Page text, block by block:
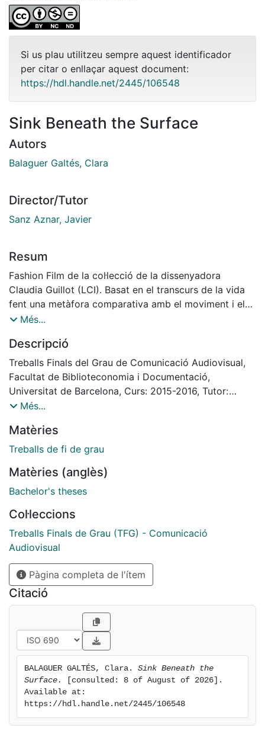
Si us plau utilitzeu sempre aquest identificador
per citar o enllaçar aquest document:
https://hdl.handle.net/2445/106548
Sink Beneath the Surface
Autors
Balaguer Galtés, Clara
Director/Tutor
Sanz Aznar, Javier
Resum
Fashion Film de la col·lecció de la dissenyadora
Claudia Guillot (LCI). Basat en el transcurs de la vida
fent una metàfora comparativa amb el moviment i els
estats del mar, element essencial de la col·lecció, tant
Clara Balaguer, m’he encarregat de la producció del
projecte, i l’Ariadna Puig, alumna i companya del grau
de Comunicació Audiovisual a la UB, va realitzar la
direcció.
Més...
Descripció
Treballs Finals del Grau de Comunicació Audiovisual,
Facultat de Biblioteconomia i Documentació,
Universitat de Barcelona, Curs: 2015-2016, Tutor:
Javier Sanz Aznar
Gómez; Productora: Clara Balaguer Galtés; Guinista:
Ariadna Puig Rubio; Directora de fotografia: Berta
artística: Ariadna Puig Rubio; Muntatge: Ariadna Puig i
Clara Balaguer; Postproducció: Clara Balaguer i
Neus Seguí, Blu Van Ierssel
Més...
Matèries
Treballs de fi de grau
Matèries (anglès)
Bachelor's theses
Col·leccions
Treballs Finals de Grau (TFG) - Comunicació
Audiovisual
Pàgina completa de l'ítem
Citació
BALAGUER GALTÉS, Clara. Sink Beneath the
Surface.
[consulted: 8 of August of 2026].
Available at:
https://hdl.handle.net/2445/106548